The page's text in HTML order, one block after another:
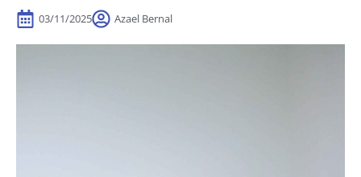
03/11/2025 Azael Bernal